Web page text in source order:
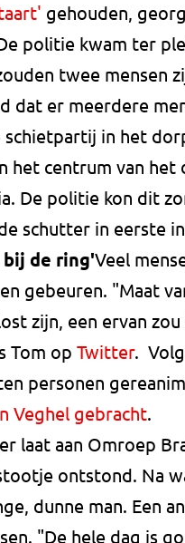
gehouden,
politie kwam ter
twee mensen
dat er meerdere
schietpartij in het
het centrum van
De politie kon dit
schutter in eerste
de ring'Veel
gebeuren. "Maat
zijn, een ervan
Tom op Twitter.
personen
Veghel gebracht.
laat aan Omroep
ontstond. Na
dunne man. Een
"De hele dag is